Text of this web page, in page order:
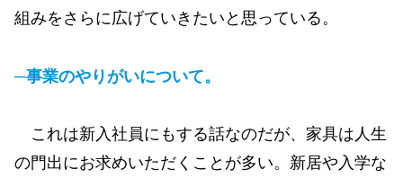
組みをさらに広げていきたいと思っている。
─事業のやりがいについて。
これは新入社員にもする話なのだが、家具は人生
の門出にお求めいただくことが多い。新居や入学な